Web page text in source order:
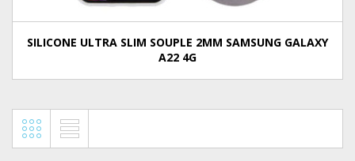
SILICONE ULTRA SLIM SOUPLE 2MM SAMSUNG GALAXY
A22 4G